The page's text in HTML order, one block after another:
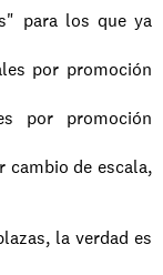
para los que ya
por promoción
por promoción
cambio de escala,
la verdad es